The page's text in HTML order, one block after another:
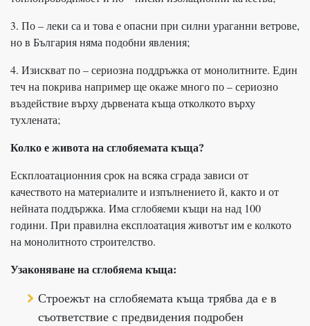
3. По – леки са и това е опасни при силни ураганни ветрове,
но в България няма подобни явления;
4. Изискват по – сериозна поддръжка от монолитните. Един
теч на покрива например ще окаже много по – сериозно
въздействие върху дървената къща отколкото върху
тухлената;
Колко е живота на сглобяемата къща?
Ескплоатационния срок на всяка сграда зависи от
качеството на материалите и изпълнението й, както и от
нейната поддържка. Има сглобяеми къщи на над 100
години. При правилна експлоатация животът им е колкото
на монолитното строителство.
Узаконяване на сглобяема къща:
Строежът на сглобяемата къща трябва да е в
съответствие с предвидения подробен